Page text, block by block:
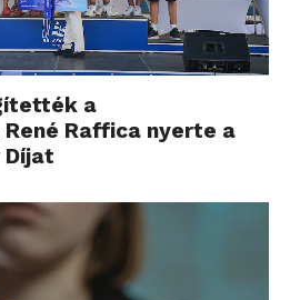
a
René Raffica nyerte a
Díjat